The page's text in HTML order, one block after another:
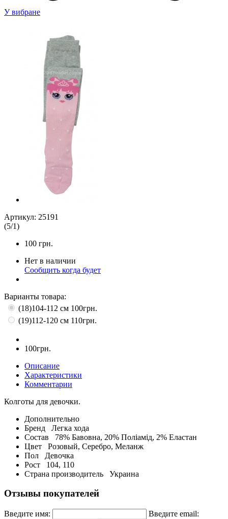
У вибране
Артикул: 25191
(5/1)
100 грн.
Нет в наличии
Сообщить когда будет
Варианты товара:
(18)104-112 см 100грн.
(19)112-120 см 110грн.
100грн.
Описание
Характеристики
Комментарии
Колготы для девочки.
Дополнительно
Бренд
Легка хода
Состав
78% Бавовна, 20% Поліамід, 2% Еластан
Цвет
Розовый, Серебро, Меланж
Пол
Девочка
Рост
104, 110
Страна производитель
Украина
Отзывы покупателей
Введите имя:
Введите email: